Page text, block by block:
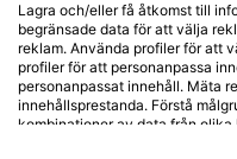
Atalaia Diving
Travessa Vista da Praia,
Hotel Royal Orchid,
039 Caniço de Baixo,
- Portugal
Caminho Velho dos Reis
Magos Loja 2, 9125-151
Lagra och/eller få åtkomst till
begränsade data för att välja
reklam. Använda profiler för att
profiler för att personanpassa
personanpassat innehåll. Mäta
innehållsprestanda. Förstå
kombinationer av data från